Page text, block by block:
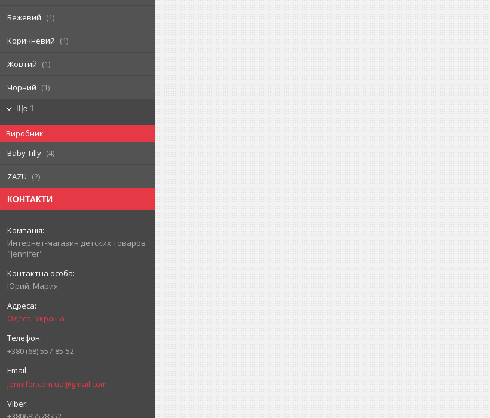
Бежевий 1
Коричневий 1
Жовтий 1
Чорний 1
Ще 1
Виробник
Baby Tilly
4
ZAZU 2
КОНТАКТИ
Интернет-магазин детских товаров
"Jennifer"
Юрий, Мария
Одеса, Україна
+380 (68) 557-85-52
jennifer.com.ua@gmail.com